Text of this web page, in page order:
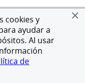
cookies y
ayudar a
Al usar
de